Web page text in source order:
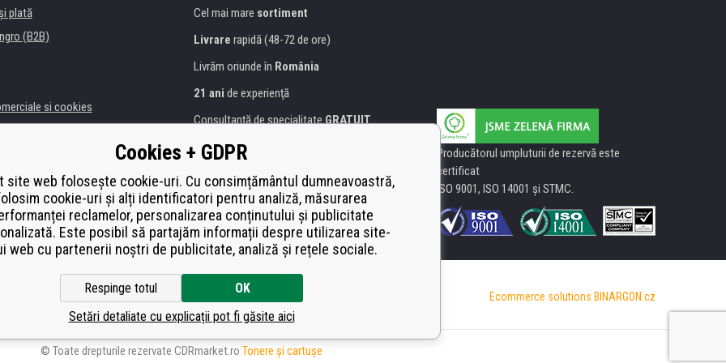
plată
(B2B)
si cookies
de imprimante
de înlocuire
od smlouvy
Cel mai mare sortiment
Livrare rapidă (48-72 de ore)
Livrăm oriunde în România
21 ani de experienţă
Consultanţă de specialitateGRATUIT
Abordarea amabilă
certificat
Heureka
Platăsecurizată on-line
Producătorul umpluturii de rezervă este
certificat
ISO 9001, ISO 14001 şi STMC.
Ecommerce solutions BINARGON.cz
© Toate drepturile rezervate CDRmarket.ro Tonere şi cartuşe
Cookies + GDPR
site web folosește cookie-uri. Cu consimțământul dumneavoastră,
cookie-uri și alți identificatori pentru analiză, măsurarea
reclamelor, personalizarea conținutului și publicitate
Este posibil să partajăm informații despre utilizarea site-
web cu partenerii noștri de publicitate, analiză și rețele sociale.
Respinge totul
OK
Setări detaliate cu explicații pot fi găsite aici